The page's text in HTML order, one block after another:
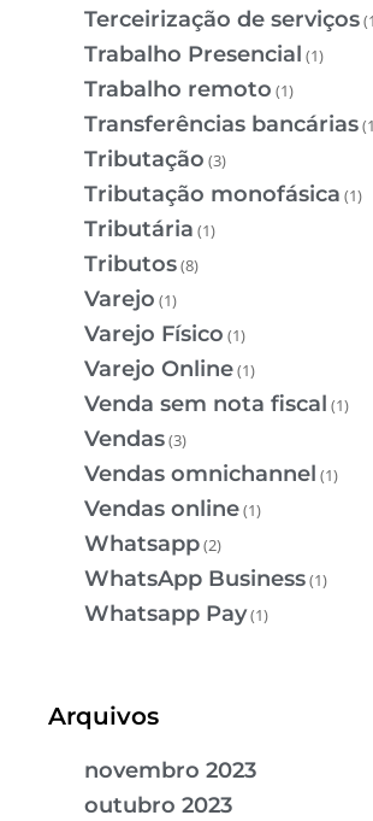
Terceirização de serviços
Trabalho Presencial (1)
Trabalho remoto (1)
Transferências bancárias
Tributação (3)
Tributação monofásica (1)
Tributária (1)
Tributos(8)
Varejo (1)
Varejo Físico (1)
Varejo Online(1)
Venda sem nota fiscal (1)
Vendas(3)
Vendas omnichannel (1)
Vendas online(1)
Whatsapp(2)
WhatsApp Business(1)
Whatsapp Pay(1)
Arquivos
novembro 2023
outubro 2023